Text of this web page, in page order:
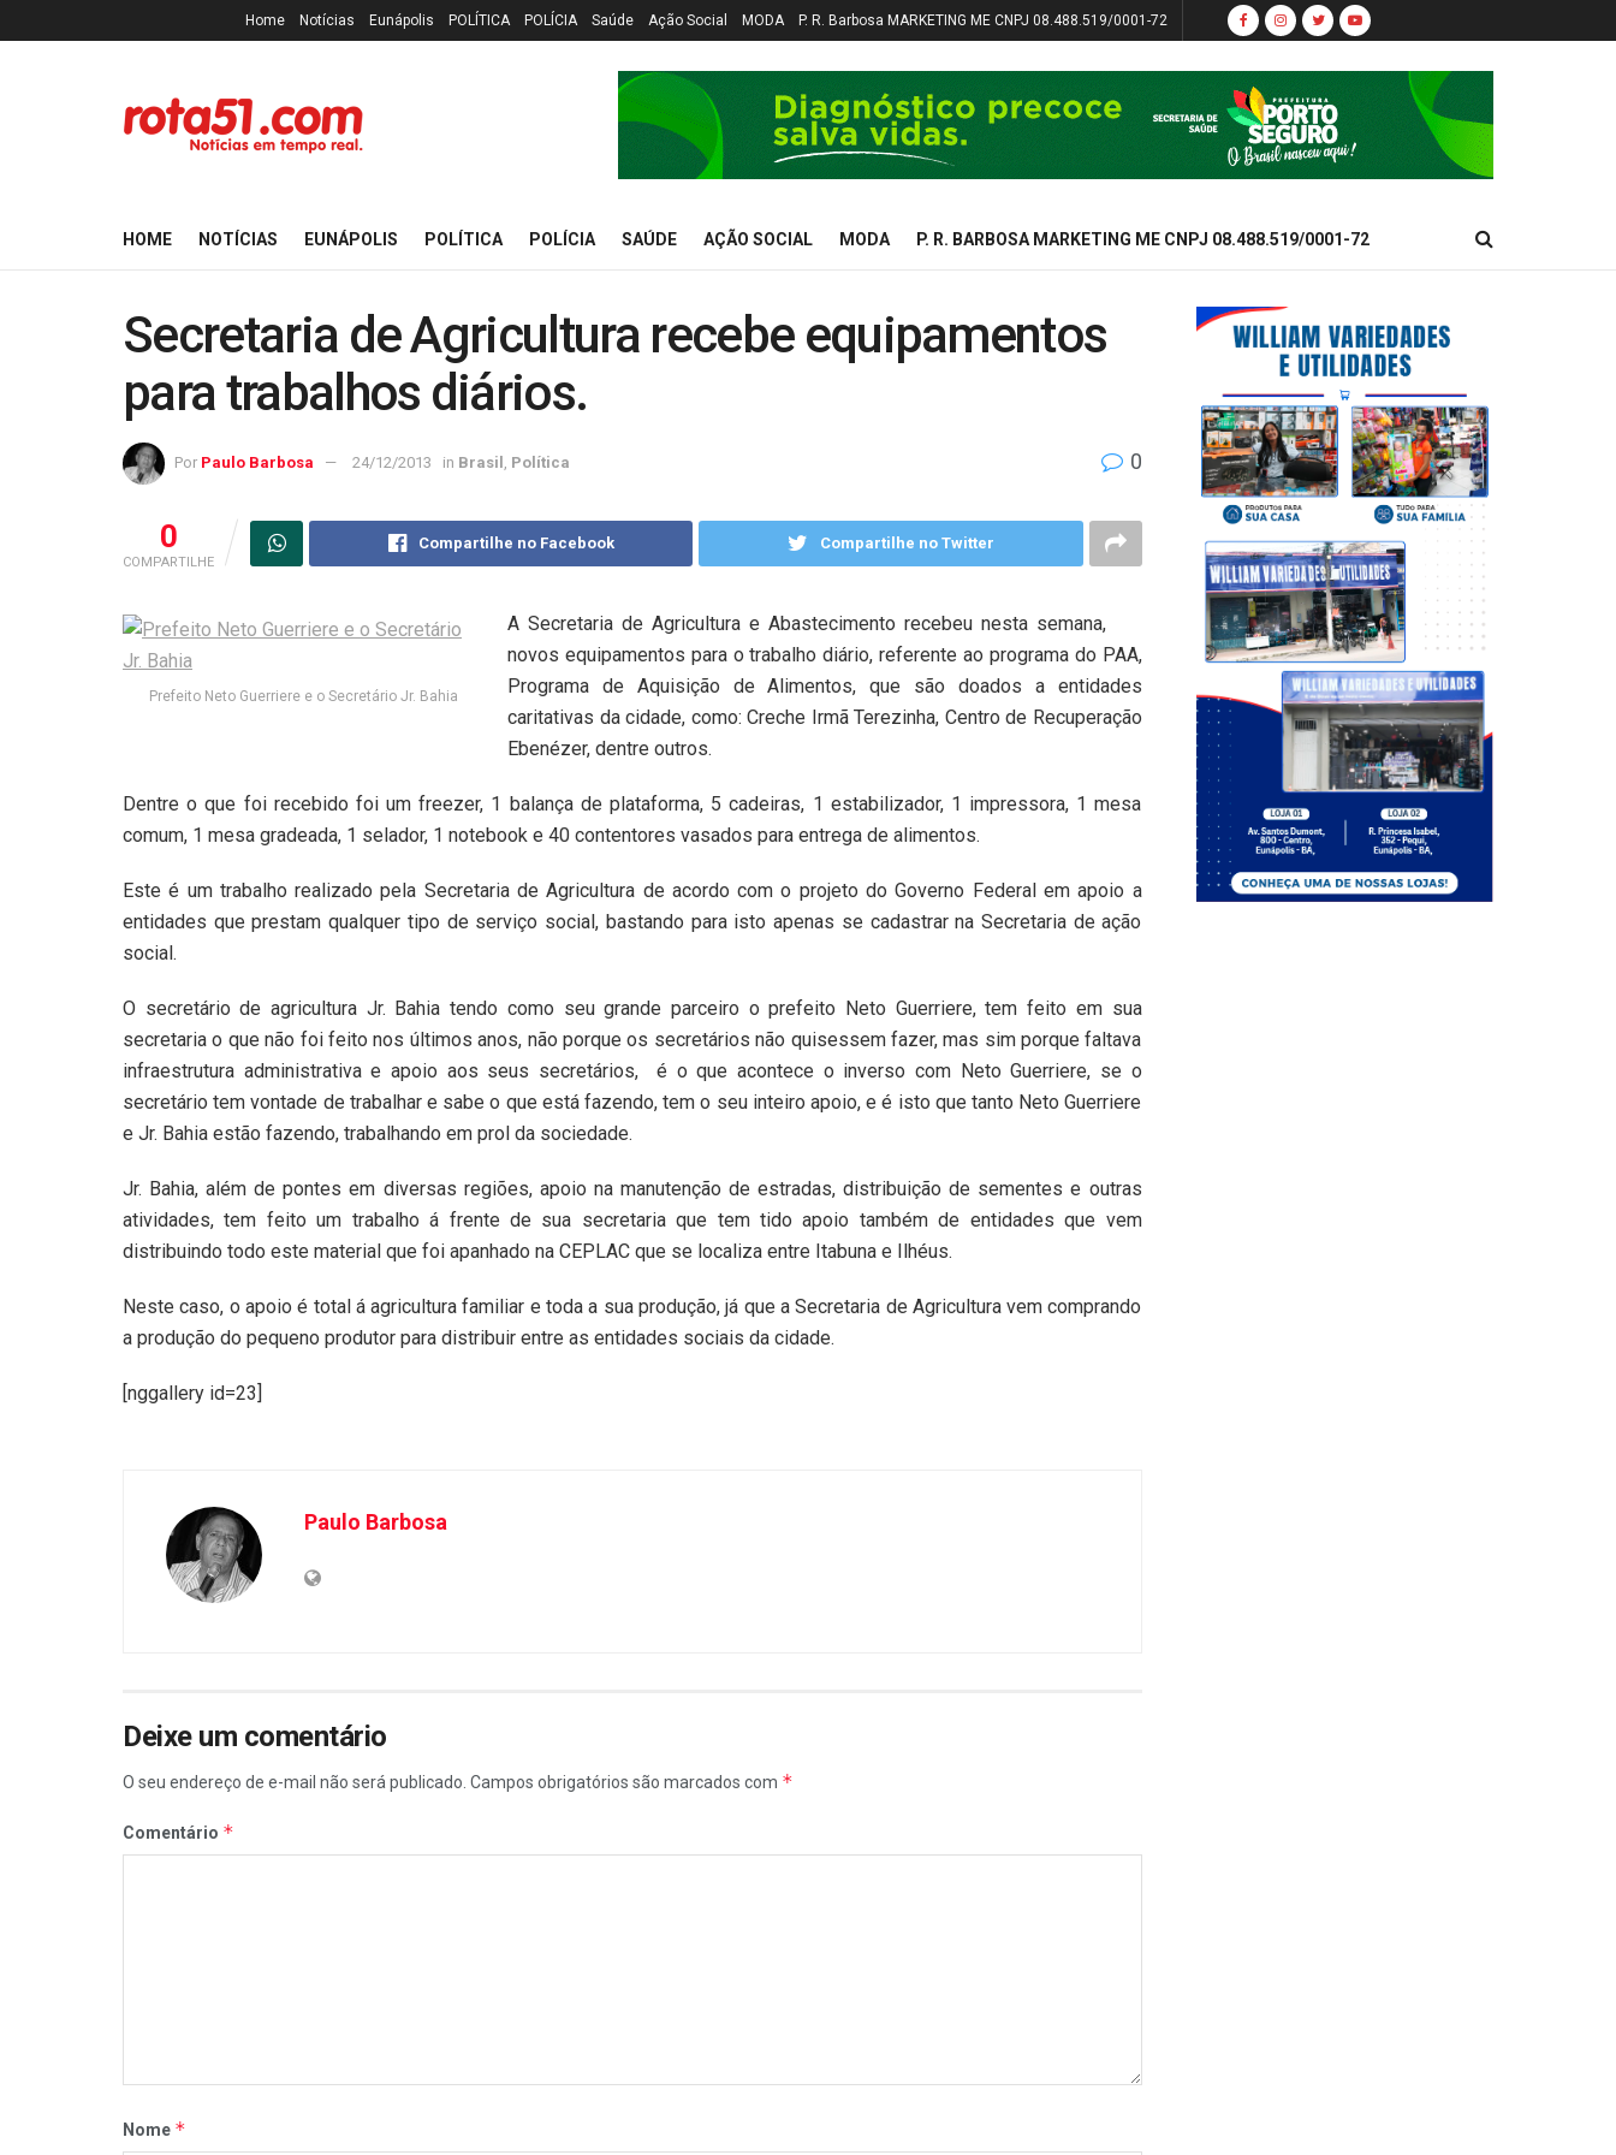
Home Notícias Eunápolis POLÍTICA POLÍCIA Saúde Ação Social MODA P. R. Barbosa MARKETING ME CNPJ 08.488.519/0001-72
HOME NOTÍCIAS EUNÁPOLIS POLÍTICA POLÍCIA SAÚDE AÇÃO SOCIAL MODA P. R. BARBOSA MARKETING ME CNPJ 08.488.519/0001-72
Secretaria de Agricultura recebe equipamentos
para trabalhos diários.
Por Paulo Barbosa 24/12/2013 in Brasil Política 0
0
COMPARTILHE
Compartilhe no Facebook Compartilhe no Twitter
Prefeito Neto Guerriere e o Secretário Jr. Bahia
A Secretaria de Agricultura e Abastecimento recebeu nesta semana,
novos equipamentos para o trabalho diário, referente ao programa do PAA,
Programa de Aquisição de Alimentos, que são doados a entidades
caritativas da cidade, como: Creche Irmã Terezinha, Centro de Recuperação
Ebenézer, dentre outros.
Dentre o que foi recebido foi um freezer, 1 balança de plataforma, 5 cadeiras, 1 estabilizador, 1 impressora, 1 mesa
comum, 1 mesa gradeada, 1 selador, 1 notebook e 40 contentores vasados para entrega de alimentos.
Este é um trabalho realizado pela Secretaria de Agricultura de acordo com o projeto do Governo Federal em apoio a
entidades que prestam qualquer tipo de serviço social, bastando para isto apenas se cadastrar na Secretaria de ação
social.
O secretário de agricultura Jr. Bahia tendo como seu grande parceiro o prefeito Neto Guerriere, tem feito em sua
secretaria o que não foi feito nos últimos anos, não porque os secretários não quisessem fazer, mas sim porque faltava
infraestrutura administrativa e apoio aos seus secretários,
é o que acontece o inverso com Neto Guerriere, se o
secretário tem vontade de trabalhar e sabe o que está fazendo, tem o seu inteiro apoio, e é isto que tanto Neto Guerriere
e Jr. Bahia estão fazendo, trabalhando em prol da sociedade.
Jr. Bahia, além de pontes em diversas regiões, apoio na manutenção de estradas, distribuição de sementes e outras
atividades, tem feito um trabalho á frente de sua secretaria que tem tido apoio também de entidades que vem
distribuindo todo este material que foi apanhado na CEPLAC que se localiza entre Itabuna e Ilhéus.
Neste caso, o apoio é total á agricultura familiar e toda a sua produção, já que a Secretaria de Agricultura vem comprando
a produção do pequeno produtor para distribuir entre as entidades sociais da cidade.
[nggallery id=23]
Paulo Barbosa
Deixe um comentário
O seu endereço de e-mail não será publicado. Campos obrigatórios são marcados com *
Comentário *
Nome *